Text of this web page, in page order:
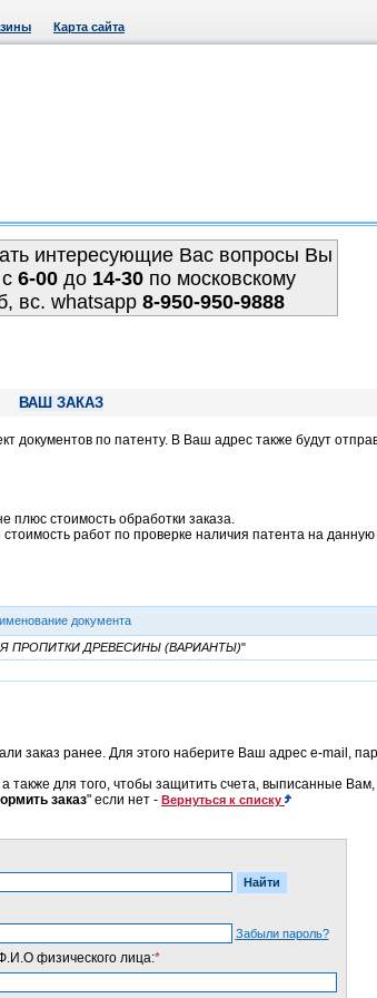
Карта сайта
интересующие Вас вопросы Вы
6-00до 14-30по московскому
вс. whatsapp 8-950-950-9888
ВАШ ЗАКАЗ
документов по патенту. В Ваш адрес также будут
плюс стоимость обработки заказа.
работ по проверке наличия патента на данную
документа
ПРОПИТКИ ДРЕВЕСИНЫ (ВАРИАНТЫ)"
заказ ранее. Для этого наберите Ваш адрес e-mail,
также для того, чтобы защитить счета, выписанные
заказ" если нет - Вернуться к списку
Забыли пароль?
физического лица:*